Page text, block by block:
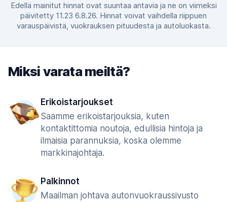
Edellä mainitut hinnat ovat suuntaa antavia ja ne on viimeksi
päivitetty 11.23 6.8.26. Hinnat voivat vaihdella riippuen
varauspäivistä, vuokrauksen pituudesta ja autoluokasta.
Miksi varata meiltä?
Erikoistarjoukset
Saamme erikoistarjouksia, kuten
kontaktittomia noutoja, edullisia hintoja ja
ilmaisia parannuksia, koska olemme
markkinajohtaja.
Palkinnot
Maailman johtava autonvuokraussivusto